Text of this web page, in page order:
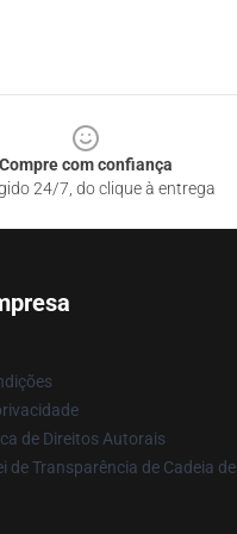
Compre com confiança
24/7, do clique à entrega
de Direitos Autorais
de Transparência de Cadeia de